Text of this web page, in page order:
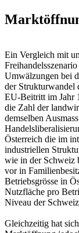
Ein Vergleich mit
Umwälzungen bei
der Strukturwandel
EU-Beitritt im Jahr
die Zahl der
demselben
Österreich die im
industriellen
wie in der Schweiz
vor in
Betriebsgrösse in
Nutzfläche pro
Niveau der
Gleichzeitig hat